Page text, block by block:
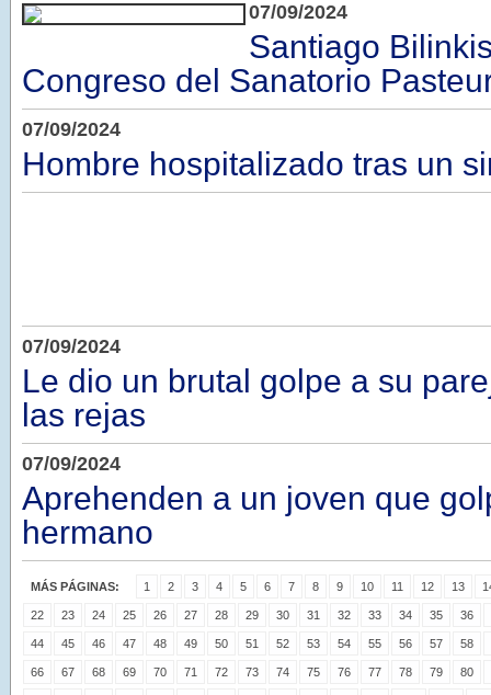
07/09/2024
Santiago
Congreso del Sanatorio
07/09/2024
Hombre hospitalizado tras un
07/09/2024
Le dio un brutal golpe a su
las rejas
07/09/2024
Aprehenden a un joven que
hermano
MÁS PÁGINAS: 1 2 3 4 5 6 7 8 9 10 11 12 13
22 23 24 25 26 27 28 29 30 31 32 33 34 35 36
44 45 46 47 48 49 50 51 52 53 54 55 56 57 58
66 67 68 69 70 71 72 73 74 75 76 77 78 79 80